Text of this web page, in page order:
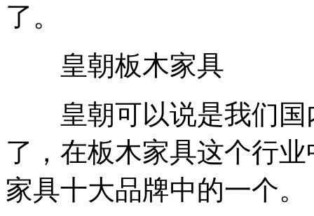
了。
皇朝板木家具
皇朝可以说是我们国
了，在板木家具这个行
家具十大品牌中的一个。